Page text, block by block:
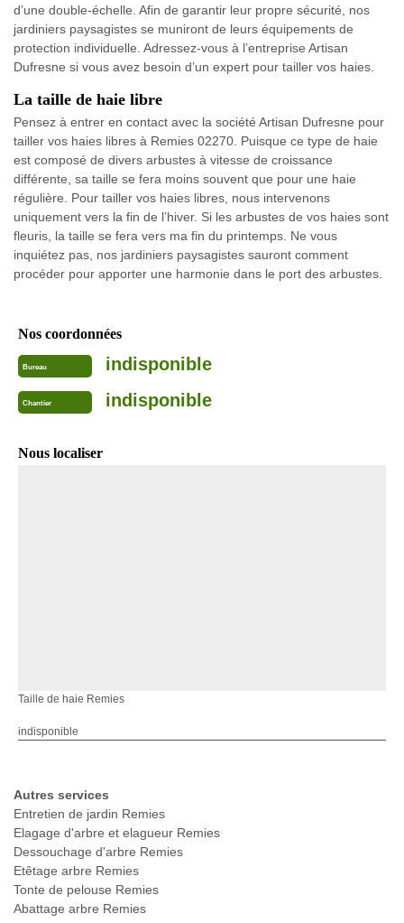
d’une double-échelle. Afin de garantir leur propre sécurité, nos
jardiniers paysagistes se muniront de leurs équipements de
protection individuelle. Adressez-vous à l’entreprise Artisan
Dufresne si vous avez besoin d’un expert pour tailler vos haies.
La taille de haie libre
Pensez à entrer en contact avec la société Artisan Dufresne pour
tailler vos haies libres à Remies 02270. Puisque ce type de haie
est composé de divers arbustes à vitesse de croissance
différente, sa taille se fera moins souvent que pour une haie
régulière. Pour tailler vos haies libres, nous intervenons
uniquement vers la fin de l’hiver. Si les arbustes de vos haies sont
fleuris, la taille se fera vers ma fin du printemps. Ne vous
inquiétez pas, nos jardiniers paysagistes sauront comment
procéder pour apporter une harmonie dans le port des arbustes.
Nos coordonnées
Bureau indisponible
Chantier indisponible
Nous localiser
Taille de haie Remies
indisponible
Autres services
Entretien de jardin Remies
Elagage d'arbre et elagueur Remies
Dessouchage d'arbre Remies
Etêtage arbre Remies
Tonte de pelouse Remies
Abattage arbre Remies